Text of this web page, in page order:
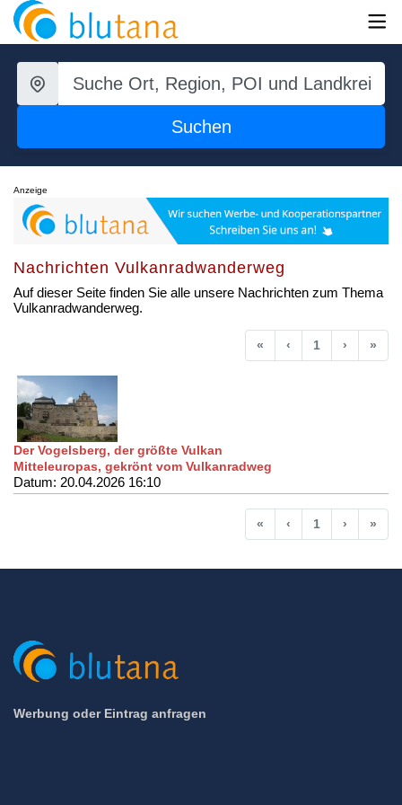
Suchen
Anzeige
Nachrichten Vulkanradwanderweg
Auf dieser Seite finden Sie alle unsere Nachrichten zum Thema
Vulkanradwanderweg.
« Anfang
‹ Vorherige
1 › Nächste
»
Der Vogelsberg, der größte Vulkan
Mitteleuropas, gekrönt vom Vulkanradweg
Datum: 20.04.2026 16:10
« Anfang
‹ Vorherige
1 › Nächste
»
Werbung oder Eintrag anfragen